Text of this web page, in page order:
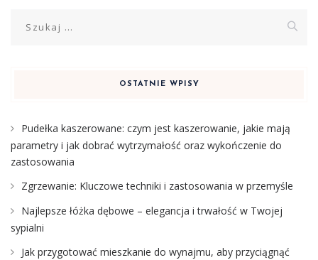
OSTATNIE WPISY
Pudełka kaszerowane: czym jest kaszerowanie, jakie mają
parametry i jak dobrać wytrzymałość oraz wykończenie do
zastosowania
Zgrzewanie: Kluczowe techniki i zastosowania w przemyśle
Najlepsze łóżka dębowe – elegancja i trwałość w Twojej
sypialni
Jak przygotować mieszkanie do wynajmu, aby przyciągnąć